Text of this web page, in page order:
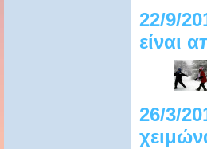
22/9/
είναι
26/3/